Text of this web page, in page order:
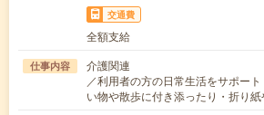
交通費
全額支給
仕事内容
介護関連
／利用者の方の日常生活をサポー
い物や散歩に付き添ったり・折り